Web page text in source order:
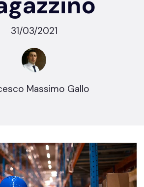
31/03/2021
Massimo Gallo